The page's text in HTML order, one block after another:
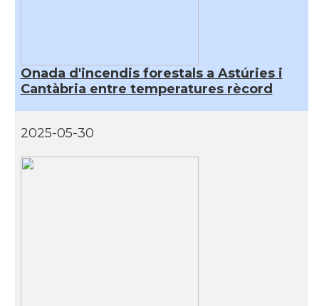
Onada d'incendis forestals a Astúries i
Cantàbria entre temperatures rècord
2025-05-30